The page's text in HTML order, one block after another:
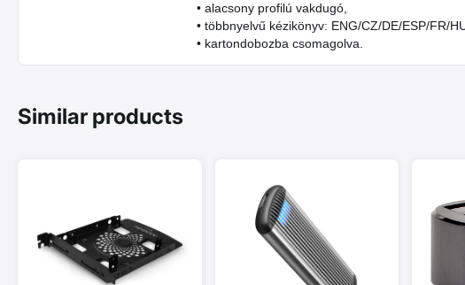
• alacsony profilú vakdugó,
• többnyelvű kézikönyv: ENG/CZ/DE/ESP/FR/
• kartondobozba csomagolva.
Similar products